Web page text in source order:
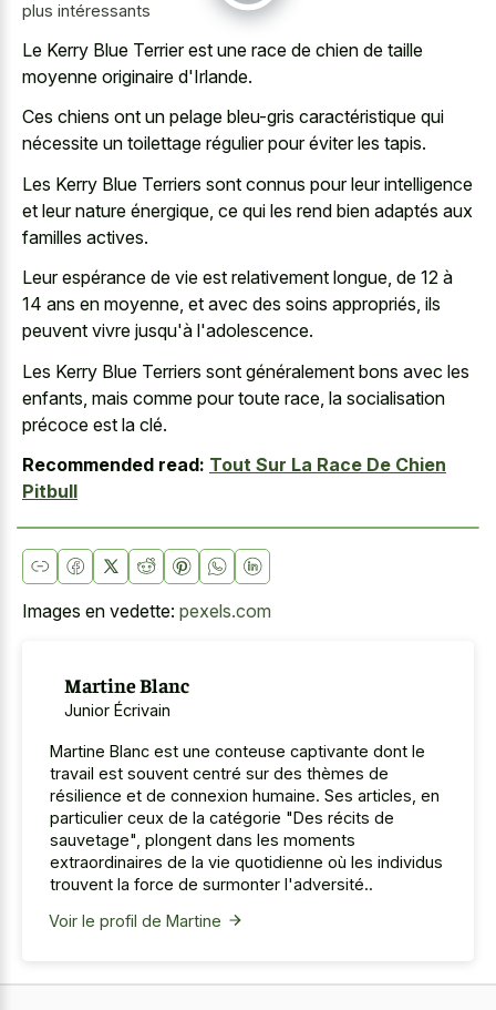
plus intéressants
Le Kerry Blue Terrier est une race de chien de taille
moyenne originaire d'Irlande.
Ces chiens ont un pelage bleu-gris caractéristique qui
nécessite un toilettage régulier pour éviter les tapis.
Les Kerry Blue Terriers sont connus pour leur intelligence
et leur nature énergique, ce qui les rend bien adaptés aux
familles actives.
Leur espérance de vie est relativement longue, de 12 à
14 ans en moyenne, et avec des soins appropriés, ils
peuvent vivre jusqu'à l'adolescence.
Les Kerry Blue Terriers sont généralement bons avec les
enfants, mais comme pour toute race, la socialisation
précoce est la clé.
Recommended read: Tout Sur La Race De Chien
Pitbull
Images en vedette: pexels.com
Martine Blanc
Junior Écrivain
Martine Blanc est une conteuse captivante dont le
travail est souvent centré sur des thèmes de
résilience et de connexion humaine. Ses articles, en
particulier ceux de la catégorie "Des récits de
sauvetage", plongent dans les moments
extraordinaires de la vie quotidienne où les individus
trouvent la force de surmonter l'adversité..
Voir le profil de Martine